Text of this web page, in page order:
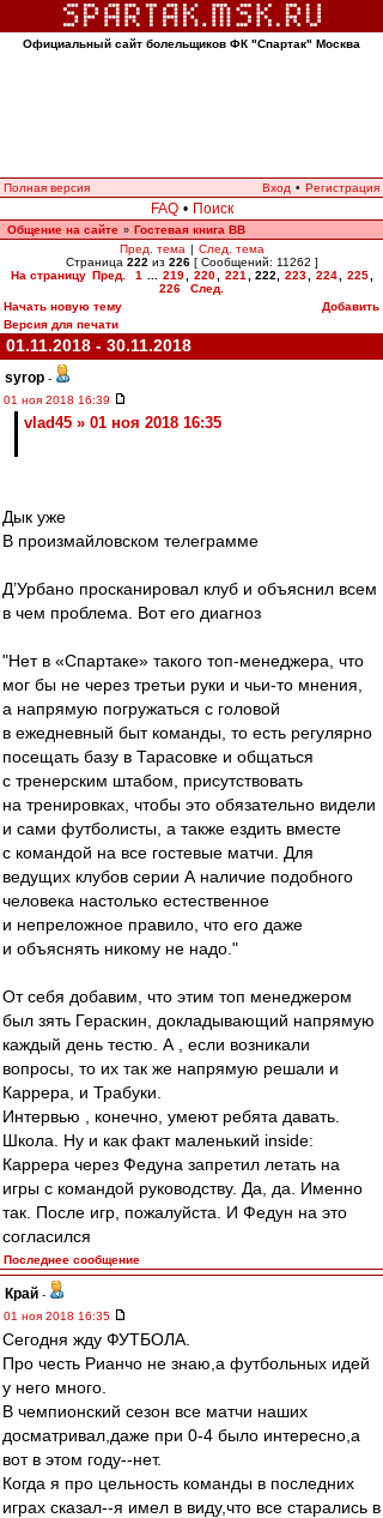
Официальный сайт болельщиков ФК "Спартак" Москва
Полная версия Вход • Регистрация
FAQ • Поиск
Общение на сайте » Гостевая книга ВВ
Пред. тема | След. тема
Страница 222 из 226[ Сообщений: 11262 ]
На страницу Пред. 1 219 220 221 222 223 224 225
226
След.
Начать новую тему
Добавить
Версия для печати
01.11.2018 - 30.11.2018
syrop -
01 ноя 2018 16:39
vlad45 » 01 ноя 2018 16:35
Дык уже
В произмайловском телеграмме
Д’Урбано просканировал клуб и объяснил всем
в чем проблема. Вот его диагноз
"Нет в «Спартаке» такого топ-менеджера, что
мог бы не через третьи руки и чьи-то мнения,
а напрямую погружаться с головой
в ежедневный быт команды, то есть регулярно
посещать базу в Тарасовке и общаться
с тренерским штабом, присутствовать
на тренировках, чтобы это обязательно видели
и сами футболисты, а также ездить вместе
с командой на все гостевые матчи. Для
ведущих клубов серии А наличие подобного
человека настолько естественное
и непреложное правило, что его даже
и объяснять никому не надо."
От себя добавим, что этим топ менеджером
был зять Гераскин, докладывающий напрямую
каждый день тестю. А , если возникали
вопросы, то их так же напрямую решали и
Каррера, и Трабуки.
Интервью , конечно, умеют ребята давать.
Школа. Ну и как факт маленький inside:
Каррера через Федуна запретил летать на
игры с командой руководству. Да, да. Именно
так. После игр, пожалуйста. И Федун на это
согласился
Последнее сообщение
Край -
01 ноя 2018 16:35
Сегодня жду ФУТБОЛА.
Про честь Рианчо не знаю,а футбольных идей
у него много.
В чемпионский сезон все матчи наших
досматривал,даже при 0-4 было интересно,а
вот в этом году--нет.
Когда я про цельность команды в последних
играх сказал--я имел в виду,что все старались в